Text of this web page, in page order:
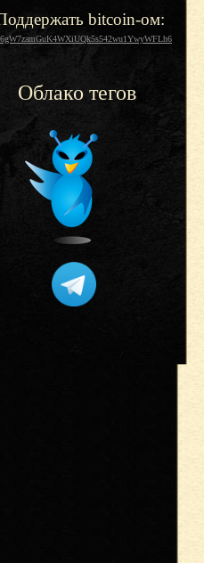
bitcoin-ом:
Облако тегов